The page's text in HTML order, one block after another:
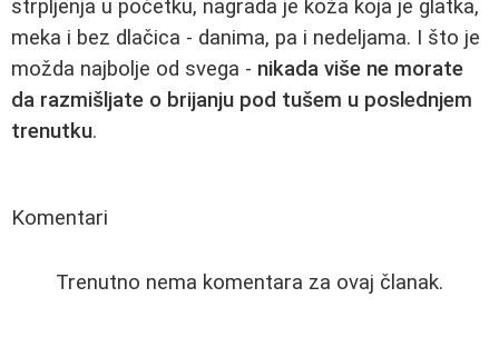
strpljenja u početku, nagrada je koža koja je glatka,
meka i bez dlačica - danima, pa i nedeljama. I što je
možda najbolje od svega - nikada više ne morate
da razmišljate o brijanju pod tušem u poslednjem
trenutku.
Komentari
Trenutno nema komentara za ovaj članak.